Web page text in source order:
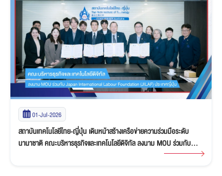
01-Jul-2026
สถาบันเทคโนโลยีไทย-ญี่ปุ่น เดินหน้าสร้างเครือข่ายความร่วมมือระดับ
นานาชาติ คณะบริหารธุรกิจและเทคโนโลยีดิจิทัล ลงนาม MOU ร่วมกับ
Japan International Labour Foundation (JILAF) ประเทศญี่ปุ่น